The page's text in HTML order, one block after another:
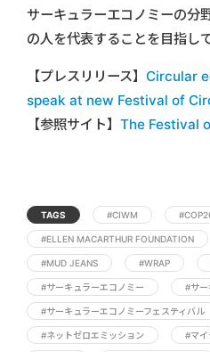
サーキュラーエコノミーの分
の人を代表することを目指し
【プレスリリース】 Circular
speak at new Festival of
【参照サイト】 The Festival
TAGS #CIWM
#ELLEN MACARTHUR FOUNDATION
#MUD JEANS #WRAP
#サーキュラーエコノミー #サー
#サーキュラーエコノミーフェスティバル
#ネットゼロエミッション #マイ